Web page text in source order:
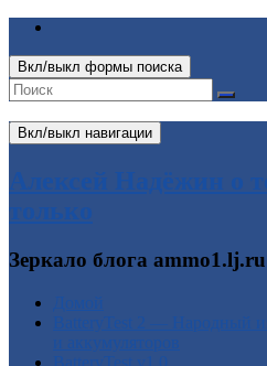
Вкл/выкл формы поиска
Вкл/выкл навигации
Алексей Надёжин о
только
Зеркало блога ammo1.lj.ru